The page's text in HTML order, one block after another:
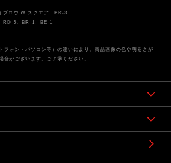
ブロウ W スクエア BR-3
RD-5、BR-1、BE-1
フォン・パソコン等）の違いにより、商品画像の色や明るさが
合がございます。ご了承ください。